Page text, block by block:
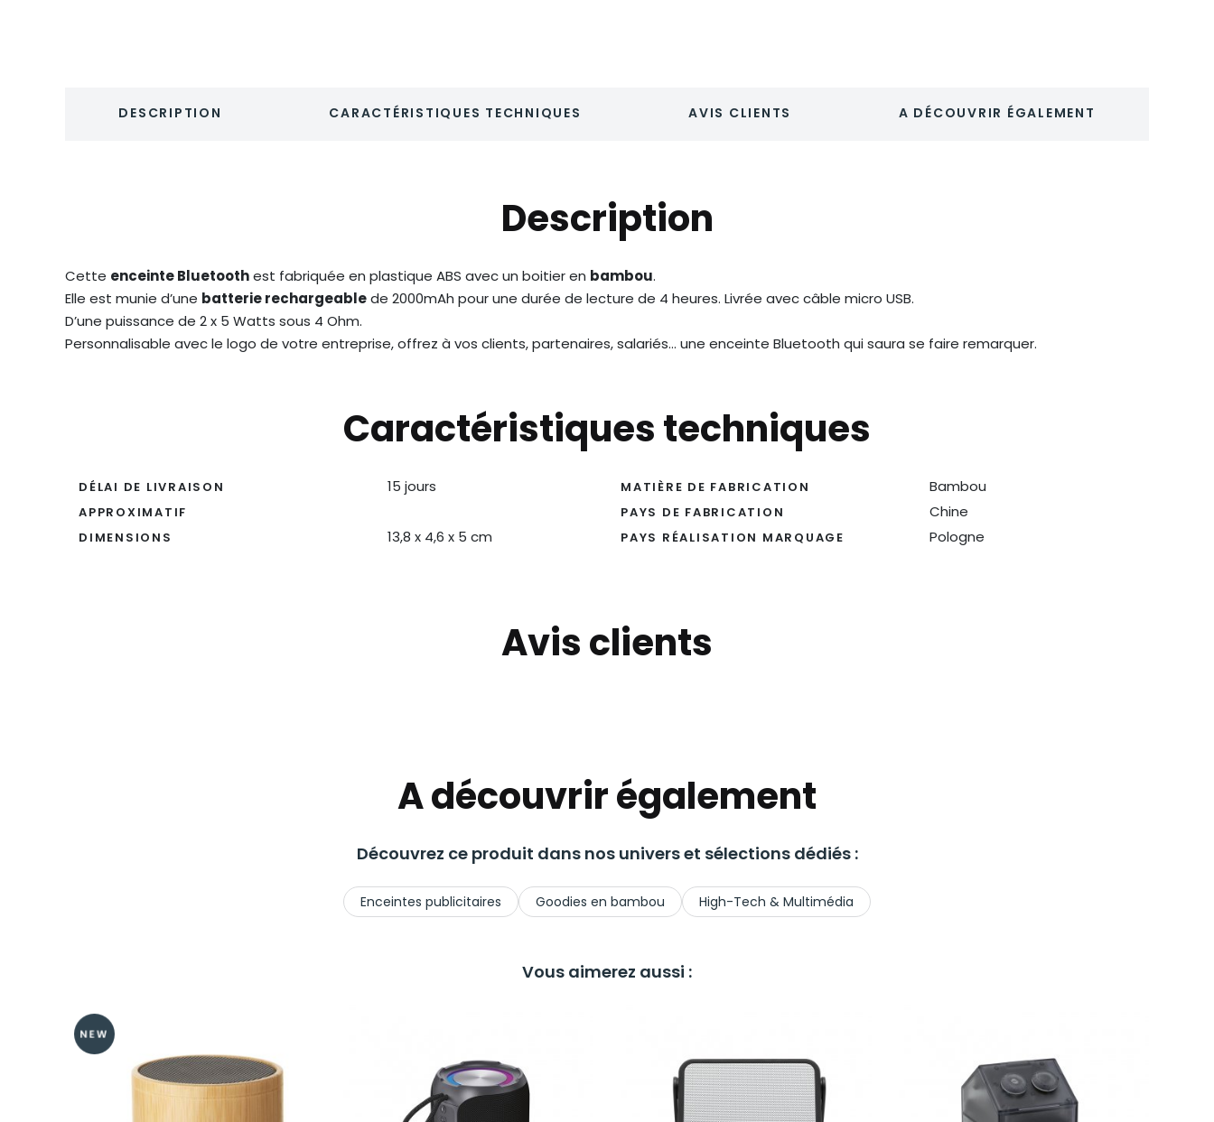
DESCRIPTION CARACTÉRISTIQUES TECHNIQUES AVIS CLIENTS A DÉCOUVRIR ÉGALEMENT
Description
Cette enceinte Bluetoothest fabriquée en plastique ABS avec un boitier en bambou.
Elle est munie d’une batterie rechargeablede 2000mAh pour une durée de lecture de 4 heures. Livrée avec câble micro USB.
D’une puissance de 2 x 5 Watts sous 4 Ohm.
Personnalisable avec le logo de votre entreprise, offrez à vos clients, partenaires, salariés… une enceinte Bluetooth qui saura se faire remarquer.
Caractéristiques techniques
DÉLAI DE LIVRAISON
APPROXIMATIF
15 jours
DIMENSIONS 13,8 x 4,6 x 5 cm
MATIÈRE DE FABRICATION Bambou
PAYS DE FABRICATION Chine
PAYS RÉALISATION MARQUAGE Pologne
Avis clients
A découvrir également
Découvrez ce produit dans nos univers et sélections dédiés :
Enceintes publicitaires Goodies en bambou High-Tech & Multimédia
Vous aimerez aussi :